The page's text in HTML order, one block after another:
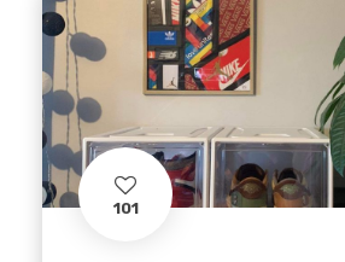
101